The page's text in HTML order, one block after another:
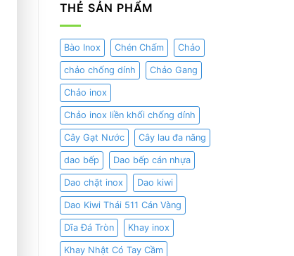
Gia
thức
TP.HCM
THẺ SẢN PHẨM
Bào Inox Chén Chấm Chảo
chảo chống dính Chảo Gang
Chảo inox
Chảo inox liền khối chống dính
Cây Gạt Nước Cây lau đa năng
dao bếp Dao bếp cán nhựa
Dao chặt inox Dao kiwi
Dao Kiwi Thái 511 Cán Vàng
Dĩa Đá Tròn Khay inox
Khay Nhật Có Tay Cầm